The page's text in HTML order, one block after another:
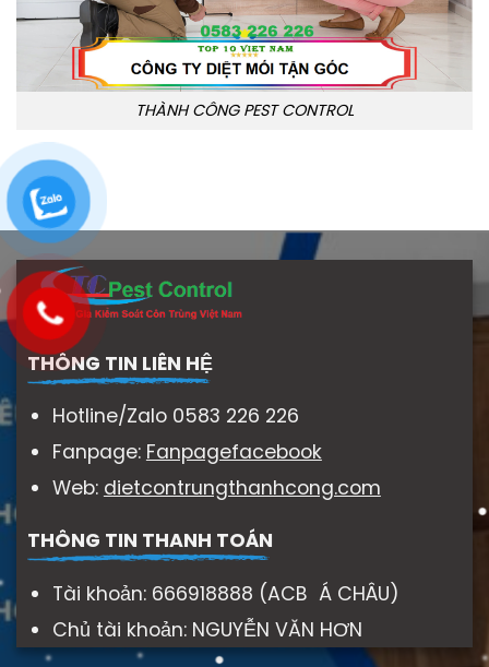
THÀNH CÔNG PEST CONTROL
THÔNG TIN LIÊN HỆ
Hotline/Zalo 0583 226 226
Fanpage: Fanpagefacebook
Web: dietcontrungthanhcong.com
THÔNG TIN THANH TOÁN
Tài khoản: 666918888 (ACB Á CHÂU)
Chủ tài khoản: NGUYỄN VĂN HƠN